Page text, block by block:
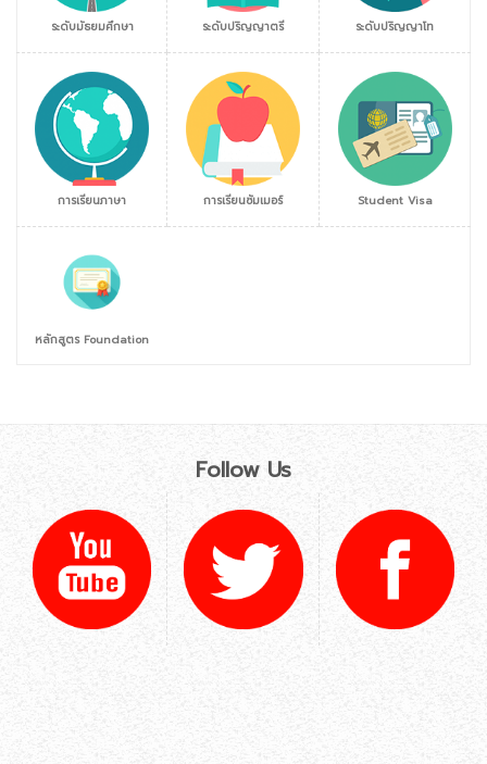
ระดับมัธยมศึกษา ระดับปริญญาตรี ระดับปริญญาโท
การเรียนภาษา การเรียนซัมเมอร์ Student Visa
หลักสูตร Foundation
Follow Us